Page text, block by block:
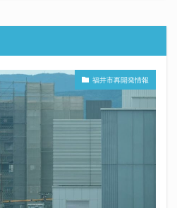
福井市再開発情報